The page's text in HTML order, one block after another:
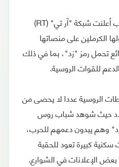
فبعد 3 أيام فقط من بدء الحرب أعلنت شبكة "آر تي" (RT)
الكرملين على منصاتها
تحمل رمز "زد"، بما في ذلك
للقوات الروسية.
الروسية عددا لا يحصى من
حيث شوهد شباب روس
وهم يبدون دعمهم للحرب،
كبيرة تعود للحقبة
الإعلانات في الشوارع.